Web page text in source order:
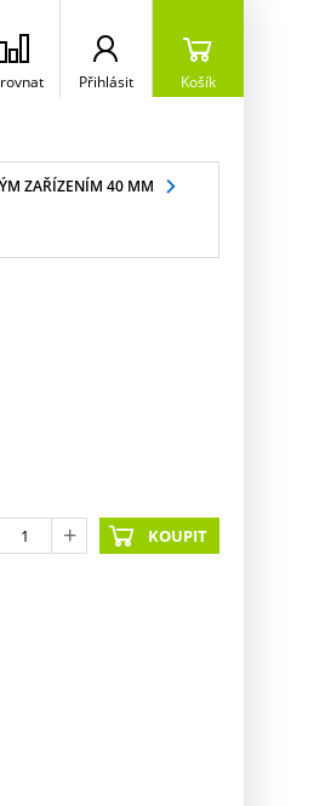
Přihlásit Košík
ZAŘÍZENÍM 40 MM
KOUPIT